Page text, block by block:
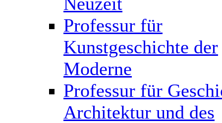
Professur für
Kunstgeschichte der
Moderne
Professur für
Architektur und des